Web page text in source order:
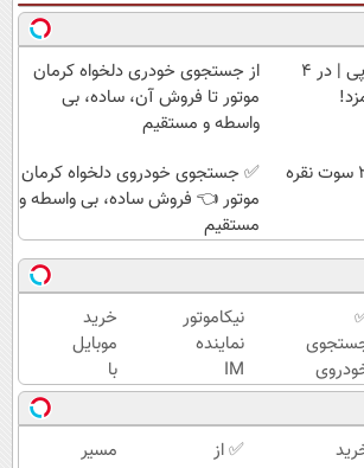
خرید موبایل با اسنپ پی | در ۴
از جستجوی خودری دلخواه کرمان
موتور تا فروش آن، ساده، بی
واسطه و مستقیم
به ازای اولین خرید 200 سوت نقره
✅ جستجوی خودروی دلخواه کرمان
موتور 👈 فروش ساده، بی واسطه و
مستقیم
👈
نیکاموتور
نماینده
IM
Motor و
Lynk&Co
در ایران
خرید
موبایل
با
اسنپ
پی | در
۴
✅ از
مسیر